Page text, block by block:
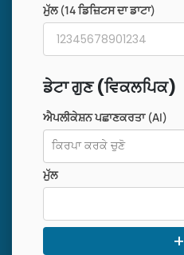
ਮੁੱਲ (14 ਡਿਜ਼ਿਟਸ ਦਾ ਡਾਟਾ)
ਡੇਟਾ ਗੁਣ (ਵਿਕਲਪਿਕ)
ਐਪਲੀਕੇਸ਼ਨ ਪਛਾਣਕਰਤਾ (AI)
ਕਿਰਪਾ ਕਰਕੇ ਚੁਣੋ
ਮੁੱਲ
+